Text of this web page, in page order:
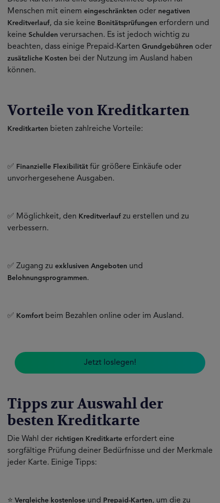
Menschen mit einem eingeschränkten oder negativen
Kreditverlauf, da sie keine Bonitätsprüfungen erfordern und
keine Schulden verursachen. Es ist jedoch wichtig zu
beachten, dass einige Prepaid-Karten Grundgebühren oder
zusätzliche Kosten bei der Nutzung im Ausland haben
können.
Vorteile von Kreditkarten
Kreditkarten bieten zahlreiche Vorteile:
✅ Finanzielle Flexibilität für größere Einkäufe oder
unvorhergesehene Ausgaben.
✅ Möglichkeit, den Kreditverlauf zu erstellen und zu
verbessern.
✅ Zugang zu exklusiven Angeboten und
Belohnungsprogrammen.
✅ Komfort beim Bezahlen online oder im Ausland.
Jetzt loslegen!
Tipps zur Auswahl der
besten Kreditkarte
Die Wahl der richtigen Kreditkarte erfordert eine
sorgfältige Prüfung deiner Bedürfnisse und der Merkmale
jeder Karte. Einige Tipps:
⭐ Vergleiche kostenlose und Prepaid-Karten, um die zu